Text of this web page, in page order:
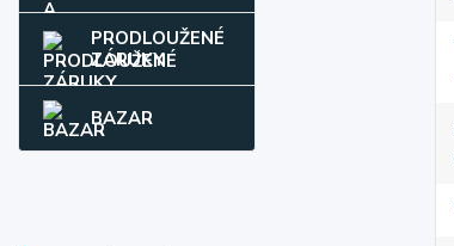
PRODLOUŽENÉ
ZÁRUKY
BAZAR